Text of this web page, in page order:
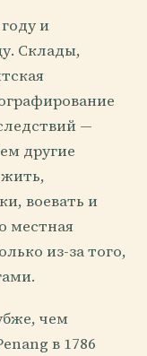
и
Склады,
—
другие
воевать и
местная
из-за того,
чем
в 1786